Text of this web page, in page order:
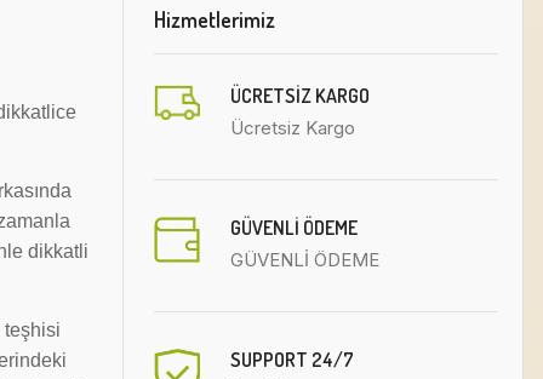
dikkatli
teşhisi
Hizmetlerimiz
ÜCRETSIZ KARGO
Ücretsiz Kargo
GÜVENLİ ÖDEME
GÜVENLİ ÖDEME
SUPPORT 24/7